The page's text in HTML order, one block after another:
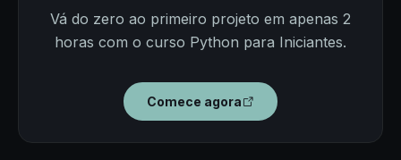
Vá do zero ao primeiro projeto em apenas 2
horas com o curso Python para Iniciantes.
Comece agora